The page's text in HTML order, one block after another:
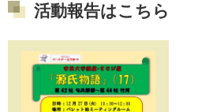
活動報告はこちら